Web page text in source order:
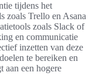
tijdens het
zoals Trello en Asana
zoals Slack of
en communicatie
inzetten van deze
te bereiken en
een hogere